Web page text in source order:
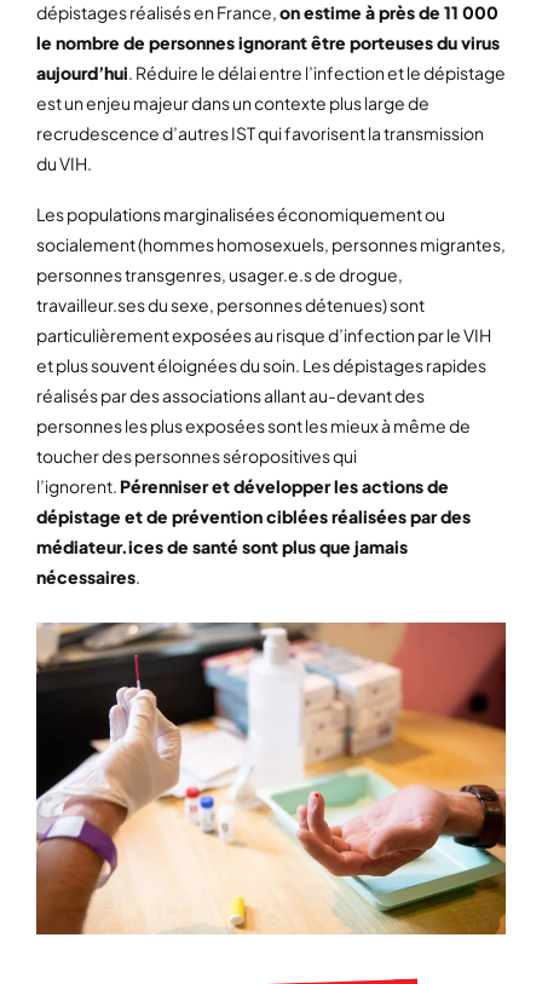
dépistages réalisés en France,on estime à près de 11 000
le nombre de personnes ignorant être porteuses du virus
aujourd’hui. Réduire le délai entre l’infection et le dépistage
est un enjeu majeur dans un contexte plus large de
recrudescence d’autres IST qui favorisent la transmission
du VIH.
Les populations marginalisées économiquement ou
socialement (hommes homosexuels, personnes migrantes,
personnes transgenres, usager.e.s de drogue,
travailleur.ses du sexe, personnes détenues) sont
particulièrement exposées au risque d’infection par le VIH
et plus souvent éloignées du soin. Les dépistages rapides
réalisés par des associations allant au-devant des
personnes les plus exposées sont les mieux à même de
toucher des personnes séropositives qui
l’ignorent. Pérenniser et développer les actions de
dépistage et de prévention ciblées réalisées par des
médiateur.ices de santé sont plus que jamais
nécessaires.